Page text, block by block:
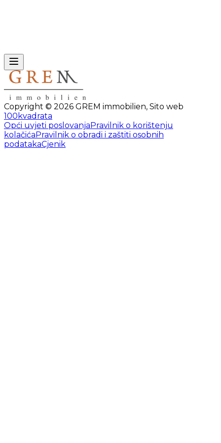
Copyright © 2026 GREM immobilien, Sito web
100kvadrata
Opći uvjeti poslovanjaPravilnik o korištenju
kolačićaPravilnik o obradi i zaštiti osobnih
podatakaCjenik